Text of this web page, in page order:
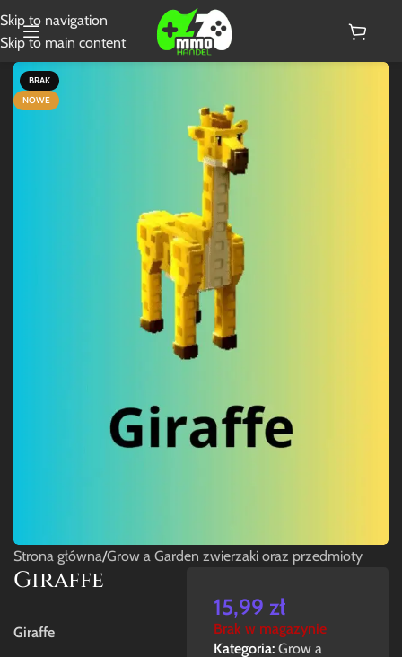
Skip to navigation
Skip to main content
BRAK
NOWE
Strona główna/Grow a Garden zwierzaki oraz przedmioty
Giraffe
Giraffe
15,99 zł
Brak w magazynie
Kategoria: Grow a